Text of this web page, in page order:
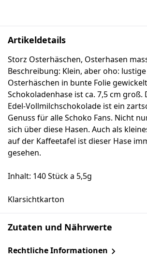
Artikeldetails
Storz Osterhäschen, Osterhasen
Beschreibung: Klein, aber oho:
Osterhäschen in bunte Folie
Schokoladenhase ist ca. 7,5 cm
Edel-Vollmilchschokolade ist ein
Genuss für alle Schoko Fans. Nicht
sich über diese Hasen. Auch als
auf der Kaffeetafel ist dieser Hase
gesehen.
Inhalt: 140 Stück a 5,5g
Klarsichtkarton
Zutaten und Nährwerte
Rechtliche Informationen